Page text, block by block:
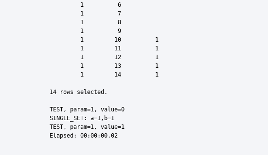
         1          6
         1          7
         1          8
         1          9
         1         10          1
         1         11          1
         1         12          1
         1         13          1
         1         14          1
14 rows selected.
TEST, param=1, value=0
SINGLE_SET: a=1,b=1
TEST, param=1, value=1